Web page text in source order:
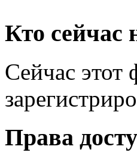
Кто сейчас
Сейчас этот
Права